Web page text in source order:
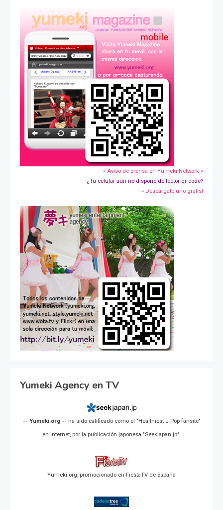
» Aviso de prensa en Yumeki Network »
¿Tu celular aún no dispone de lector qr-code?
» Descárgate uno gratis!
Yumeki Agency en TV
-- Yumeki.org -- ha sido calificado como el "Healthiest J-Pop fansite"
en Internet, por la publicación japonesa "Seekjapan.jp".
Yumeki.org, promocionado en FiestaTV de España